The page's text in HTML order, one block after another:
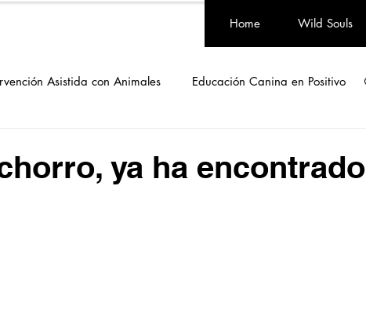
Home Wild Souls
Asistida con Animales Educación Canina en Positivo
ya ha encontrado